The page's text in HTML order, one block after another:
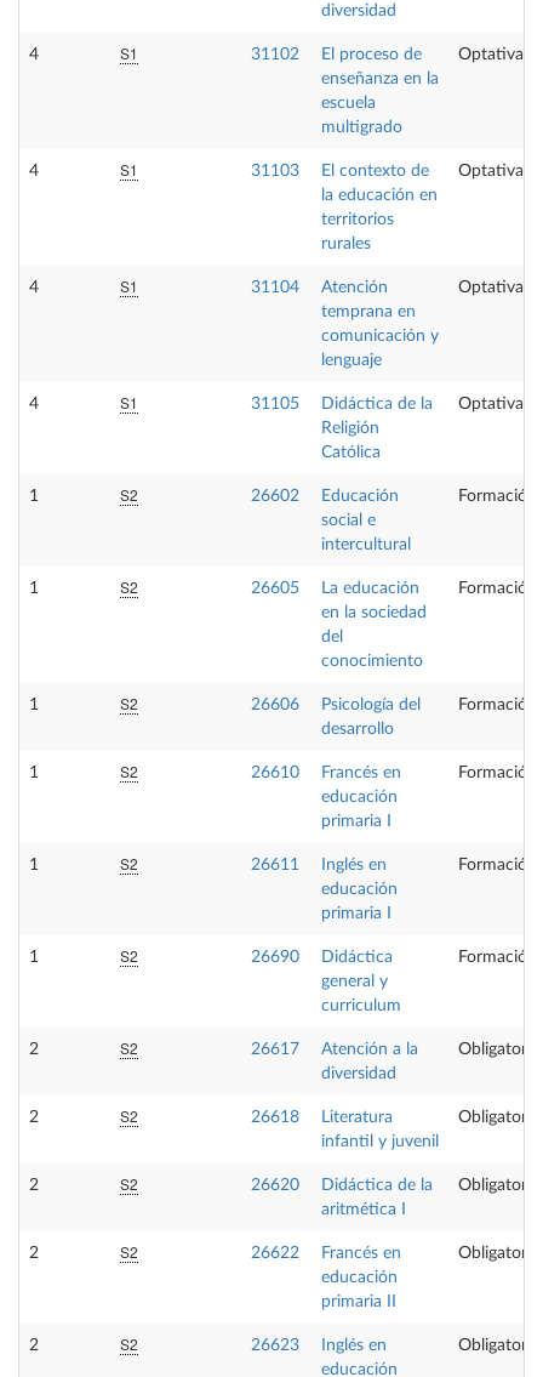
diversidad
4 S1 31102
El proceso de
enseñanza en la
escuela
multigrado
Optativa
4 S1 31103
El contexto de
la educación en
territorios
rurales
Optativa
4 S1 31104
Atención
temprana en
comunicación y
lenguaje
Optativa
4 S1 31105
Didáctica de la
Religión
Católica
Optativa
1 S2 26602
Educación
social e
intercultural
Formación
1 S2 26605
La educación
en la sociedad
del
conocimiento
Formación
1 S2 26606
Psicología del
desarrollo
Formación
1 S2 26610
Francés en
educación
primaria I
Formación
1 S2 26611
Inglés en
educación
primaria I
Formación
1 S2 26690
Didáctica
general y
curriculum
Formación
2 S2 26617
Atención a la
diversidad
Obligatoria
2 S2 26618
Literatura
infantil y juvenil
Obligatoria
2 S2 26620
Didáctica de la
aritmética I
Obligatoria
2 S2 26622
Francés en
educación
primaria II
Obligatoria
2 S2 26623
Inglés en
educación
Obligatoria